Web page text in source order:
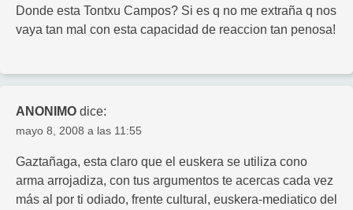
Donde esta Tontxu Campos? Si es q no me extraña q nos
vaya tan mal con esta capacidad de reaccion tan penosa!
ANONIMO dice:
mayo 8, 2008 a las 11:55
Gaztañaga, esta claro que el euskera se utiliza cono
arma arrojadiza, con tus argumentos te acercas cada vez
más al por ti odiado, frente cultural, euskera-mediatico del